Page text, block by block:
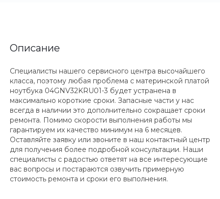
Описание
Специалисты нашего сервисного центра высочайшего
класса, поэтому любая проблема с материнской платой
ноутбука 04GNV32KRU01-3 будет устранена в
максимально короткие сроки. Запасные части у нас
всегда в наличии это дополнительно сокращает сроки
ремонта. Помимо скорости выполнения работы мы
гарантируем их качество минимум на 6 месяцев.
Оставляйте заявку или звоните в наш контактный центр
для получения более подробной консультации. Наши
специалисты с радостью ответят на все интересующие
вас вопросы и постараются озвучить примерную
стоимость ремонта и сроки его выполнения.